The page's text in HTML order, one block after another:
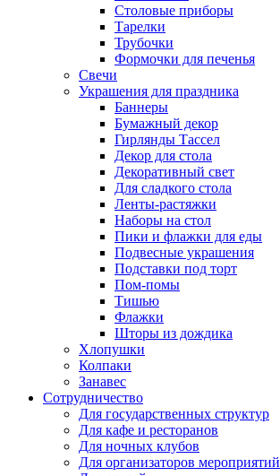
Столовые приборы
Тарелки
Трубочки
Формочки для печенья
Свечи
Украшения для праздника
Баннеры
Бумажный декор
Гирлянды Тассел
Декор для стола
Декоративный свет
Для сладкого стола
Ленты-растяжки
Наборы на стол
Пики и флажки для еды
Подвесные украшения
Подставки под торт
Пом-помы
Тишью
Флажки
Шторы из дождика
Хлопушки
Колпаки
Занавес
Сотрудничество
Для государственных структур
Для кафе и ресторанов
Для ночных клубов
Для организаторов мероприятий